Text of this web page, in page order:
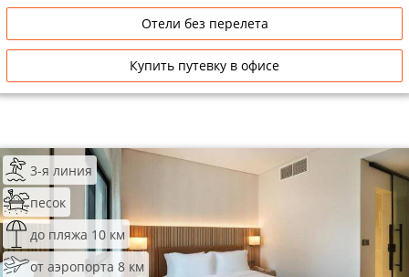
Отели без перелета
Купить путевку в офисе
3-я линия
песок
до пляжа 10 км
от аэропорта 8 км
Лучшие отели 3* звезды
Недорогие отели 3*
Сетевые отели ОАЭ
Сетевые отели Таиланда
Сетевые отели Шри Ланки